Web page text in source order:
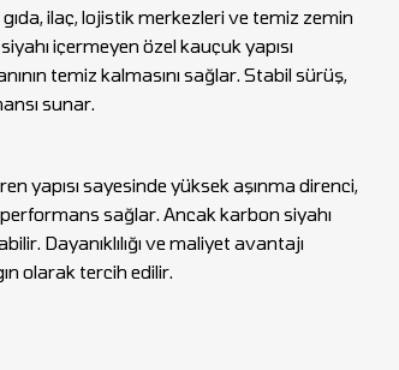
ilaç, lojistik merkezleri ve temiz zemin
içermeyen özel kauçuk yapısı
temiz kalmasını sağlar. Stabil sürüş,
sunar.
yapısı sayesinde yüksek aşınma direnci,
sağlar. Ancak karbon siyahı
Dayanıklılığı ve maliyet avantajı
olarak tercih edilir.